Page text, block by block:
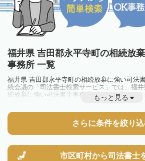
福井県 吉田郡永平寺町の相続放
事務所 一覧
福井県 吉田郡永平寺町の相続放棄に強い司法
続会議の「司法書士検索サービス」では、福
続放棄に強い司法書士事務所を一覧で見るこ
ブルやお悩みを抱えている方は一度近隣の司
もっと見る
さらに条件を絞り
市区町村から司法書士